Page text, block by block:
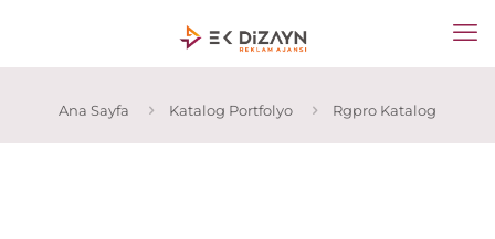
Ana Sayfa Katalog Portfolyo Rgpro Katalog